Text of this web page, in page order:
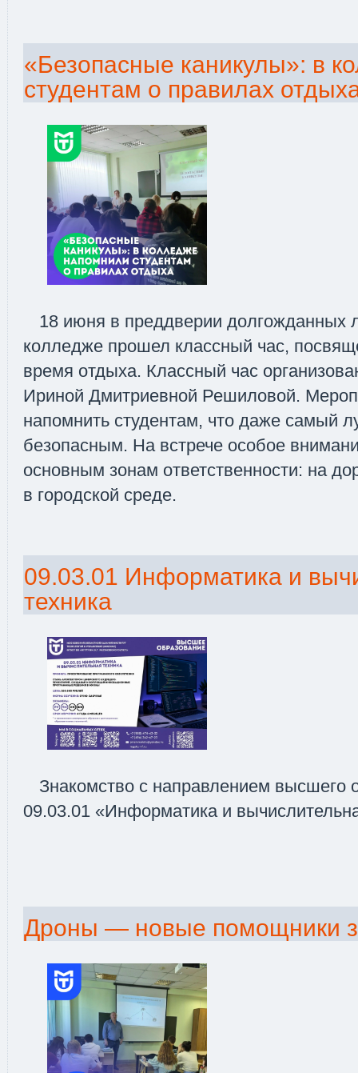
«Безопасные каникулы»: в
студентам о правилах
18 июня в преддверии долгожданных
колледже прошел классный час,
время отдыха. Классный час
Ириной Дмитриевной Решиловой.
напомнить студентам, что даже самый
безопасным. На встрече особое
основным зонам ответственности: на
в городской среде.
09.03.01 Информатика и
техника
Знакомство с направлением высшего
09.03.01 «Информатика и
Дроны — новые помощники